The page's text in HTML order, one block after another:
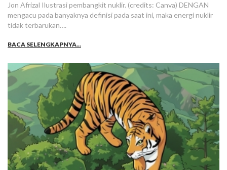
Jon Afrizal Ilustrasi pembangkit nuklir. (credits: Canva) DENGAN
mengacu pada banyaknya definisi pada saat ini, maka energi nuklir
tidak terbarukan….
BACA SELENGKAPNYA...